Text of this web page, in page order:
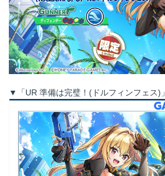
▼「UR 準備は完璧！(ドルフィンフェス)」